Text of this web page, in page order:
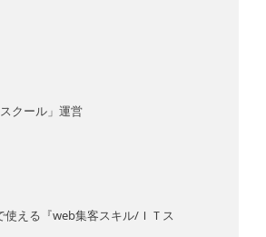
クール」運営
える『web集客スキル/ＩＴス